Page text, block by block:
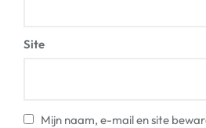
Site
Mijn naam, e-mail en site